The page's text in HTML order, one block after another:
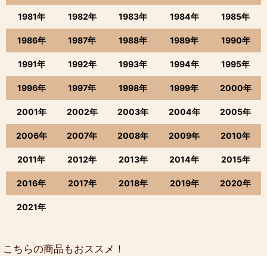
1981年 1982年 1983年 1984年 1985年
1986年 1987年 1988年 1989年 1990年
1991年 1992年 1993年 1994年 1995年
1996年 1997年 1998年 1999年 2000年
2001年 2002年 2003年 2004年 2005年
2006年 2007年 2008年 2009年 2010年
2011年 2012年 2013年 2014年 2015年
2016年 2017年 2018年 2019年 2020年
2021年
こちらの商品もおススメ！